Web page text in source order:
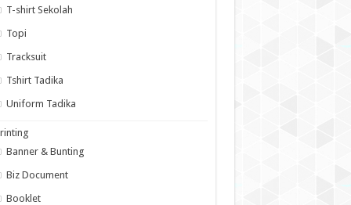
T-shirt Sekolah
Topi
Tracksuit
Tshirt Tadika
Uniform Tadika
Banner & Bunting
Biz Document
Booklet